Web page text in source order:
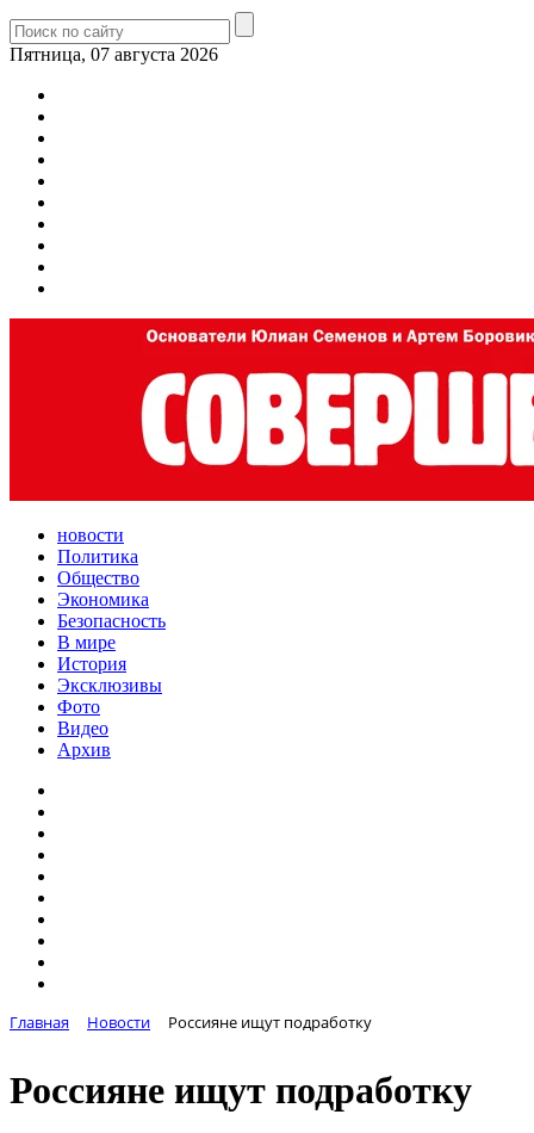
Пятница, 07 августа 2026
новости
Политика
Общество
Экономика
Безопасность
В мире
История
Эксклюзивы
Фото
Видео
Архив
Главная Новости Россияне ищут подработку
Россияне ищут подработку